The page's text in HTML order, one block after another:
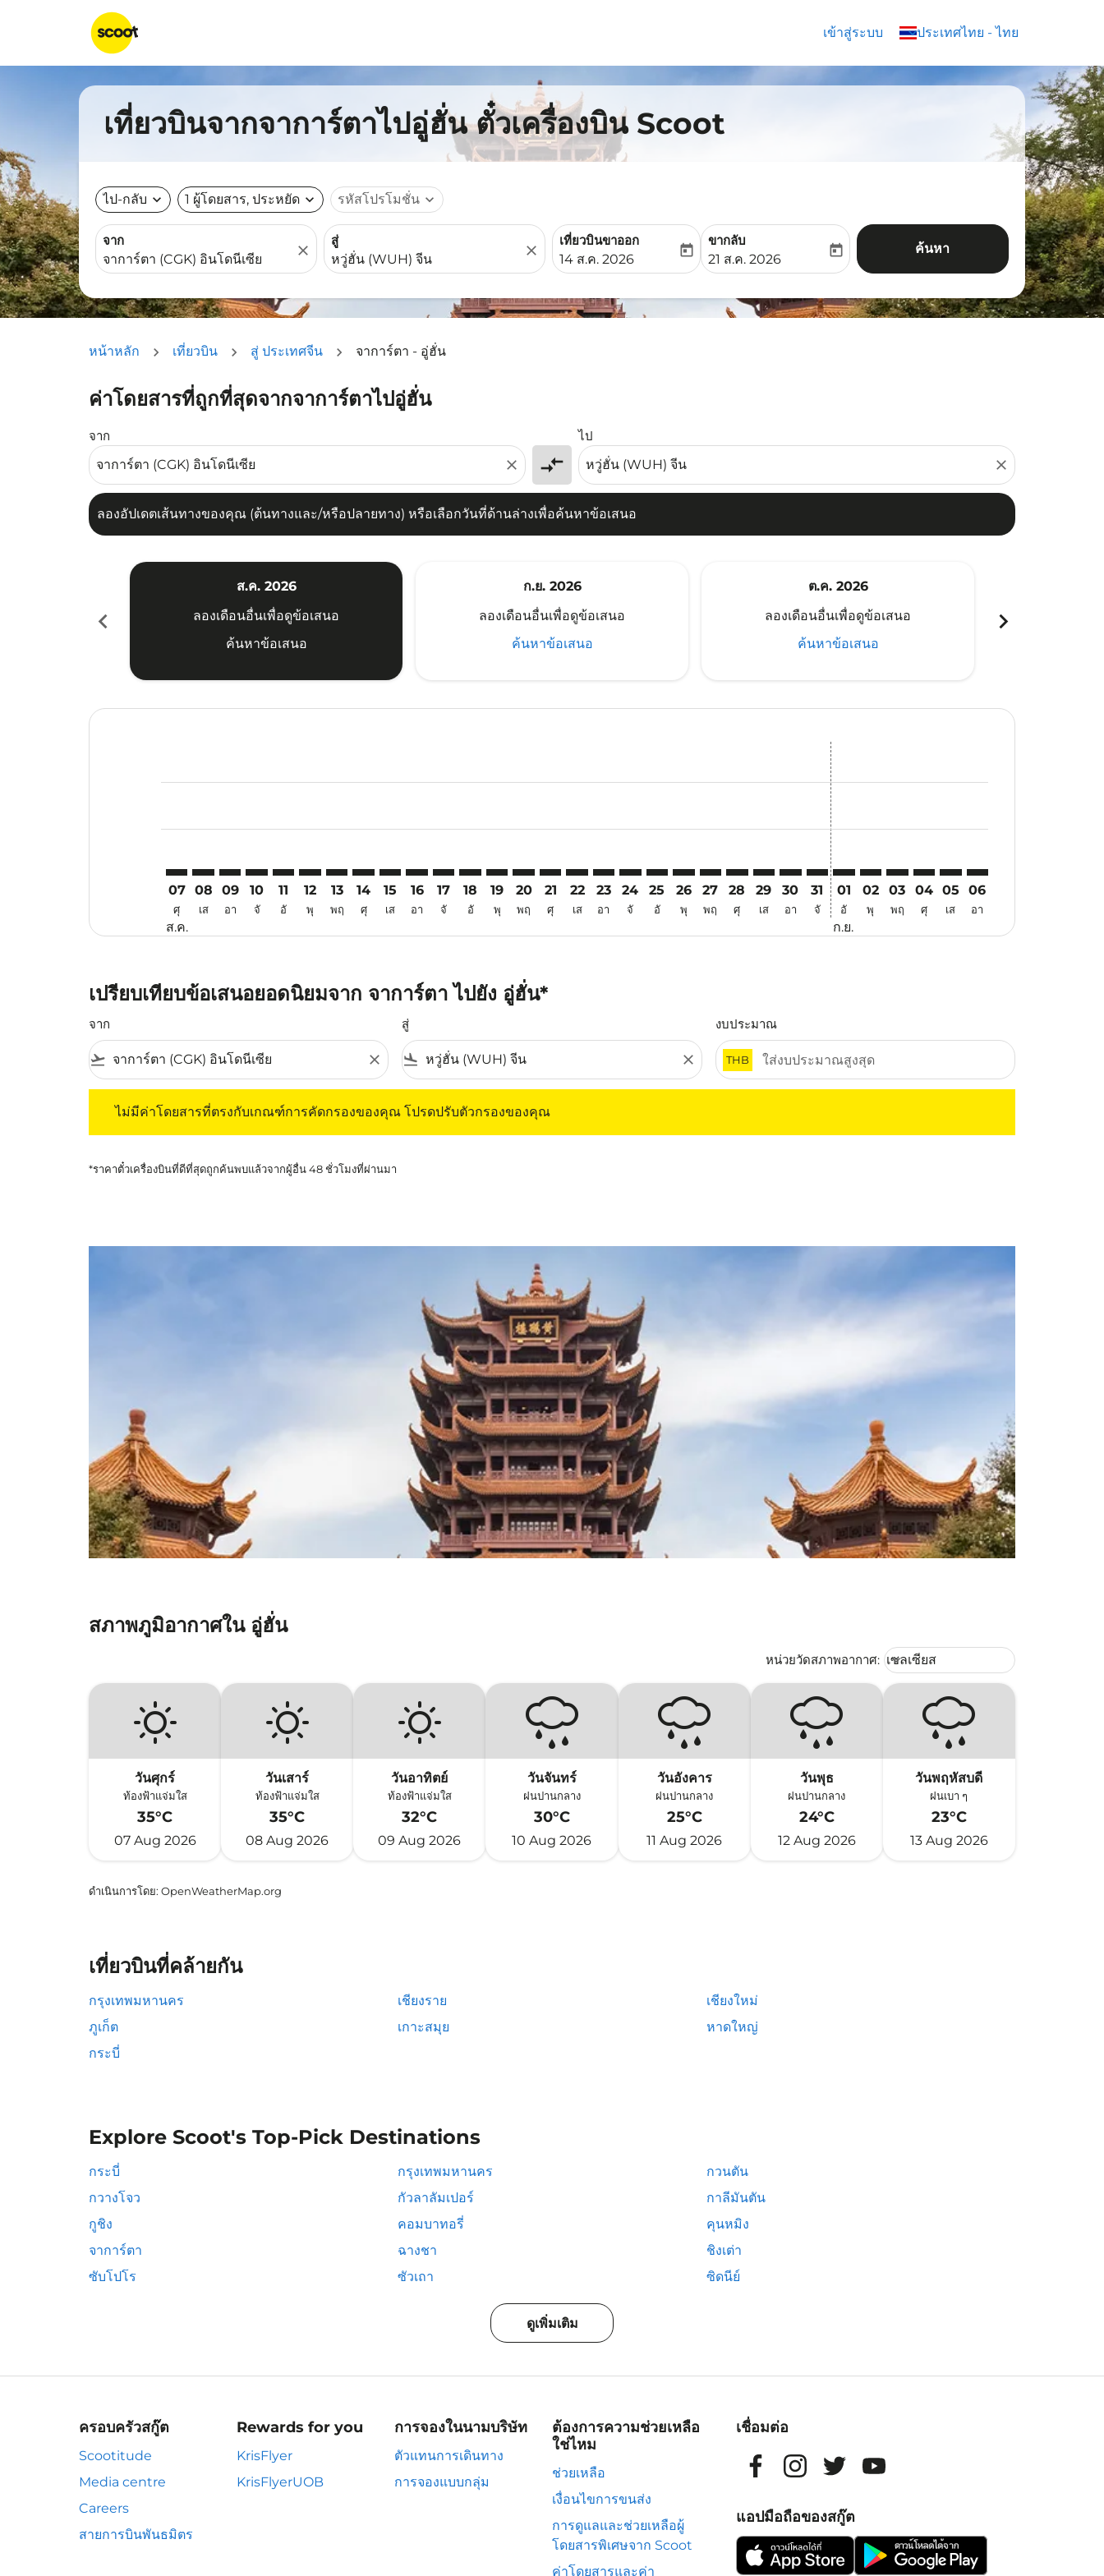
เข้าสู่ระบบ ประเทศไทย - ไทย
keyboard_arrow_down
เที่ยวบินจากจาการ์ตาไปอู่ฮั่น ตั๋วเครื่องบิน Scoot
ไป-กลับ expand_more 1 ผู้โดยสาร, ประหยัด expand_more รหัสโปรโมชั่น expand_more
จาก
close
สู่
close
เที่ยวบินขาออก
fc-booking-departure-date-aria-label
14 ส.ค. 2026
today
ขากลับ
fc-booking-return-date-aria-label
21 ส.ค. 2026
today ค้นหา
หน้าหลัก เที่ยวบิน สู่ ประเทศจีน จาการ์ตา - อู่ฮั่น
ค่าโดยสารที่ถูกที่สุดจากจาการ์ตาไปอู่ฮั่น
จาก
close compare_arrows
ไป
close
ลองอัปเดตเส้นทางของคุณ (ต้นทางและ/หรือปลายทาง) หรือเลือกวันที่ด้านล่างเพื่อค้นหาข้อเสนอ
ลองอัปเดตเส้นทางของคุณ (ต้นทางและ/หรือปลายทาง) หรือเลือกวันที่ด้านล่างเพื่อค้นหาข้อเสนอ
chevron_left
ส.ค. 2026
ลองเดือนอื่นเพื่อดูข้อเสนอ
ค้นหาข้อเสนอ
ก.ย. 2026
ลองเดือนอื่นเพื่อดูข้อเสนอ
ค้นหาข้อเสนอ
ต.ค. 2026
ลองเดือนอื่นเพื่อดูข้อเสนอ
ค้นหาข้อเสนอ
chevron_right
07
ศุ
ส.ค.
08
เส
09
อา
10
จั
11
อั
12
พุ
13
พฤ
14
ศุ
15
เส
16
อา
17
จั
18
อั
19
พุ
CGK–WUH: cmp-view-offers-disclaimer. ค้นหาข้อเสนอ
20
พฤ
CGK–WUH: cmp-view-offers-disclaimer. ค้นหาข้อเสนอ
21
ศุ
CGK–WUH: cmp-view-offers-disclaimer. ค้นหาข้อเสนอ
22
เส
CGK–WUH: cmp-view-offers-disclaimer. ค้นหาข้อเสนอ
23
อา
CGK–WUH: cmp-view-offers-disclaimer. ค้นหาข้อเสนอ
24
จั
CGK–WUH: cmp-view-offers-disclaimer. ค้นหาข้อเสนอ
25
อั
CGK–WUH: cmp-view-offers-disclaimer. ค้นหาข้อเสนอ
26
พุ
CGK–WUH: cmp-view-offers-disclaimer. ค้นหาข้อเสนอ
27
พฤ
CGK–WUH: cmp-view-offers-disclaimer. ค้นหาข้อเสนอ
28
ศุ
CGK–WUH: cmp-view-offers-disclaimer. ค้นหาข้อเสนอ
29
เส
CGK–WUH: cmp-view-offers-disclaimer. ค้นหาข้อเสนอ
30
อา
CGK–WUH: cmp-view-offers-disclaimer. ค้นหาข้
31
จั
01
อั
ก.ย.
02
พุ
03
พฤ
04
ศุ
05
เส
06
อา
เปรียบเทียบข้อเสนอยอดนิยมจาก จาการ์ตา ไปยัง อู่ฮั่น*
จาก
flight_takeoff close
สู่
flight_land close
งบประมาณ
THB
ไม่มีค่าโดยสารที่ตรงกับเกณฑ์การคัดกรองของคุณ โปรดปรับตัวกรองของคุณ
*ราคาตั๋วเครื่องบินที่ดีที่สุดถูกค้นพบแล้วจากผู้อื่น 48 ชั่วโมงที่ผ่านมา
สภาพภูมิอากาศใน อู่ฮั่น
หน่วยวัดสภาพอากาศ: Weather unit option เซลเซียส
เซลเซียส
keyboard_arrow_down
วันศุกร์
ท้องฟ้าแจ่มใส
35°C
07 Aug 2026
วันเสาร์
ท้องฟ้าแจ่มใส
35°C
08 Aug 2026
วันอาทิตย์
ท้องฟ้าแจ่มใส
32°C
09 Aug 2026
วันจันทร์
ฝนปานกลาง
30°C
10 Aug 2026
วันอังคาร
ฝนปานกลาง
25°C
11 Aug 2026
วันพุธ
ฝนปานกลาง
24°C
12 Aug 2026
วันพฤหัสบดี
ฝนเบา ๆ
23°C
13 Aug 2026
ดำเนินการโดย: OpenWeatherMap.org
เที่ยวบินที่คล้ายกัน
กรุงเทพมหานคร เชียงราย
เชียงใหม่
ภูเก็ต
เกาะสมุย
หาดใหญ่
กระบี่
Explore Scoot's Top-Pick Destinations
กระบี่ กรุงเทพมหานคร
กวนตัน
กวางโจว
กัวลาลัมเปอร์
กาลีมันตัน
กูชิง
คอมบาทอรี่
คุนหมิง
จาการ์ตา
ฉางชา
ชิงเต่า
ซับโปโร
ซัวเถา ซิดนีย์
ดูเพิ่มเติม
ครอบครัวสกู๊ต
Scootitude
Media centre
Careers
สายการบินพันธมิตร
Rewards for you
KrisFlyer
KrisFlyerUOB
การจองในนามบริษัท
ตัวแทนการเดินทาง
การจองแบบกลุ่ม
ต้องการความช่วยเหลือ
ใช่ไหม
ช่วยเหลือ
เงื่อนไขการขนส่ง
การดูแลและช่วยเหลือผู้
โดยสารพิเศษจาก Scoot
ค่าโดยสารและค่า
เชื่อมต่อ
แอปมือถือของสกู๊ต